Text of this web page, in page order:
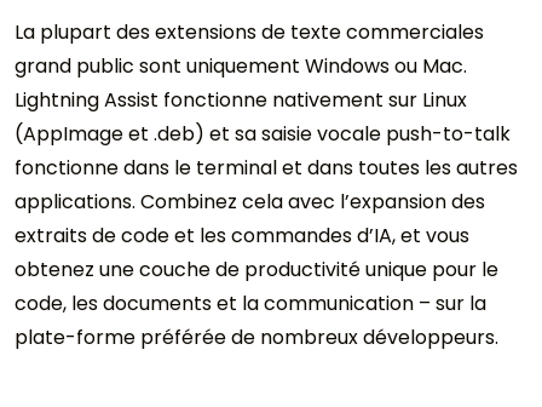
La plupart des extensions de texte commerciales
grand public sont uniquement Windows ou Mac.
Lightning Assist fonctionne nativement sur Linux
(AppImage et .deb) et sa saisie vocale push-to-talk
fonctionne dans le terminal et dans toutes les autres
applications. Combinez cela avec l’expansion des
extraits de code et les commandes d’IA, et vous
obtenez une couche de productivité unique pour le
code, les documents et la communication – sur la
plate-forme préférée de nombreux développeurs.